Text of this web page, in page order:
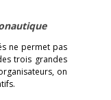
ne permet pas
trois grandes
on